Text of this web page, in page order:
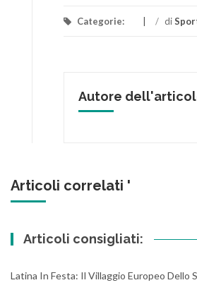
Categorie: / di
Autore
Articoli correlati '
Articoli consigliati:
Latina In Festa: Il Villaggio Europeo Dello